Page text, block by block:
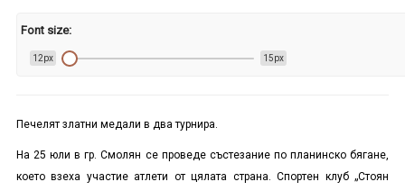
Font size:
12px 15px
Печелят златни медали в два турнира.
На 25 юли в гр. Смолян се проведе състезание по планинско бягане,
което взеха участие атлети от цялата страна. Спортен клуб „Стоян